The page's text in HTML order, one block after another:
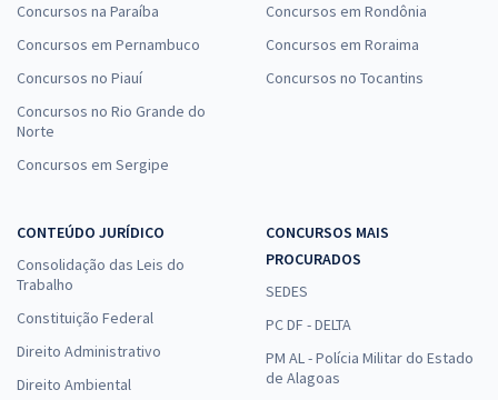
Conhecimentos Específicos para o Cargo de Analista Judiciário -
Oficial de Justiça Avaliador Federal
à vista
Economize R$ 158,16 (-20%)
TRF 1ª Região - Tribunal Regional Federal da 1ª Região - Técnico
Judiciário - Área Administrativa, Sem Especialidade
à vista
R$36,66
Economize R$ 109,98 (-20%)
Concursos na Paraíba
Concursos em Pernambuco
Concursos no Piauí
Concursos no Rio Grande do
Norte
Concursos em Sergipe
Concursos em Rondônia
Concursos em Roraima
Concursos no Tocantins
CONTEÚDO JURÍDICO
Consolidação das Leis do
Trabalho
Constituição Federal
Direito Administrativo
Direito Ambiental
CONCURSOS MAIS
PROCURADOS
SEDES
PC DF - DELTA
PM AL - Polícia Militar do Estado
de Alagoas